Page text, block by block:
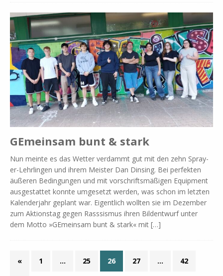
GEmeinsam bunt & stark
Nun mein­te es das Wet­ter ver­dammt gut mit den zehn Spray­­
er-Lehr­­lin­­gen und ih­rem Mei­ster Dan Din­sing. Bei per­fek­ten
äu­ße­ren Be­din­gun­gen und mit vor­schrifts­mä­ßi­gen Equip­ment
aus­ge­stat­tet konn­te um­ge­setzt wer­den, was schon im letz­ten
Ka­len­der­jahr ge­plant war. Ei­gent­lich woll­ten sie im De­zem­ber
zum Ak­ti­ons­tag ge­gen Rass­sis­mus ih­ren Bild­ent­wurf un­ter
dem Mot­to »GE­mein­sam bunt & stark« mit […]
« 1 … 25 26 27 … 42